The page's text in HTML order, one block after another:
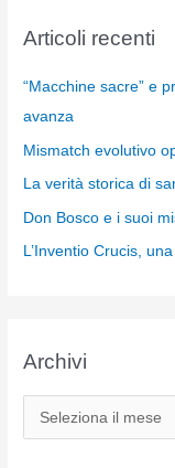
Articoli recenti
“Macchine sacre” e
avanza
Mismatch evolutivo
La verità storica di
Don Bosco e i suoi
L’Inventio Crucis,
Archivi
r